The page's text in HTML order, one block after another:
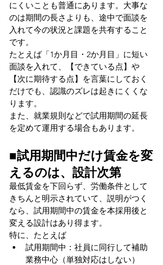
にくいことも普通にあります。大事な
のは期間の長さよりも、途中で面談を
入れて今の状況と課題を共有すること
です。
たとえば「1か月目・2か月目」に短い
面談を入れて、【できている点】や
【次に期待する点】を言葉にしておく
だけでも、認識のズレは起きにくくな
ります。
また、就業規則などで試用期間の延長
を定めて運用する場合もあります。
■試用期間中だけ賃金を変
えるのは、設計次第
最低賃金を下回らず、労働条件として
きちんと明示されていて、説明がつく
なら、試用期間中の賃金を本採用後と
変える設計はあり得ます。
特に、たとえば
試用期間中：社員に同行して補助
業務中心（単独対応はしない）